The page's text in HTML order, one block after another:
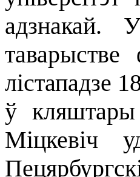
адзнакай.
лістападзе
ў
Міцкевіч